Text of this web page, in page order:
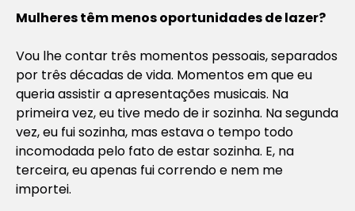
Mulheres têm menos oportunidades de lazer?
Vou lhe contar três momentos pessoais, separados
por três décadas de vida. Momentos em que eu
queria assistir a apresentações musicais. Na
primeira vez, eu tive medo de ir sozinha. Na segunda
vez, eu fui sozinha, mas estava o tempo todo
incomodada pelo fato de estar sozinha. E, na
terceira, eu apenas fui correndo e nem me
importei.